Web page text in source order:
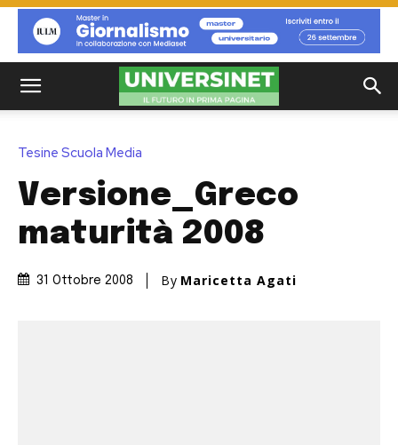
Tesine Scuola Media
Versione_Greco
maturità 2008
31 Ottobre 2008 By Maricetta Agati